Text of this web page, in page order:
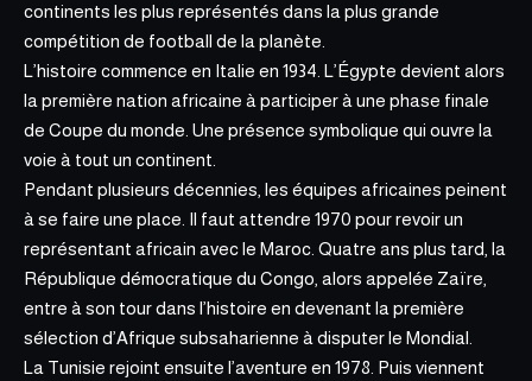
continents les plus représentés dans la plus grande
compétition de football de la planète.
L’histoire commence en Italie en 1934. L’Égypte devient alors
la première nation africaine à participer à une phase finale
de Coupe du monde. Une présence symbolique qui ouvre la
voie à tout un continent.
Pendant plusieurs décennies, les équipes africaines peinent
à se faire une place. Il faut attendre 1970 pour revoir un
représentant africain avec le Maroc. Quatre ans plus tard, la
République démocratique du Congo, alors appelée Zaïre,
entre à son tour dans l’histoire en devenant la première
sélection d’Afrique subsaharienne à disputer le Mondial.
La Tunisie rejoint ensuite l’aventure en 1978. Puis viennent